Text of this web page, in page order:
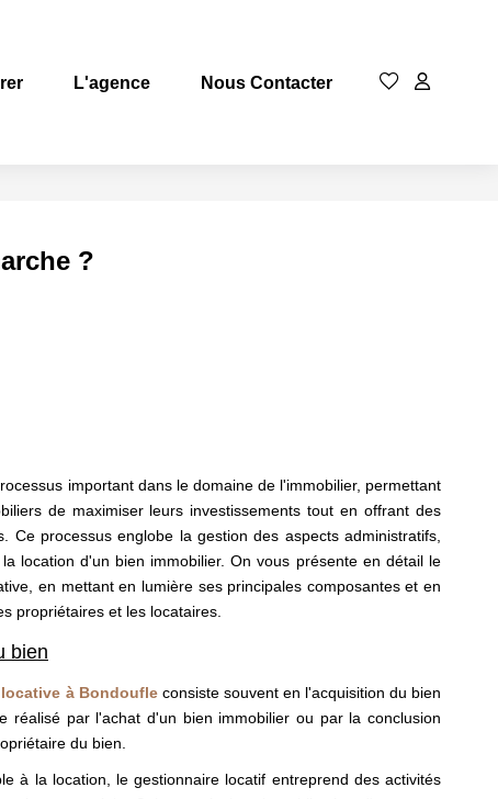
L'agence Nous Contacter
?
important dans le domaine de l'immobilier, permettant
de maximiser leurs investissements tout en offrant des
Ce processus englobe la gestion des aspects administratifs,
location d'un bien immobilier. On vous présente en détail le
en mettant en lumière ses principales composantes et en
propriétaires et les locataires.
bien
à Bondoufleconsiste souvent en l'acquisition du bien
réalisé par l'achat d'un bien immobilier ou par la conclusion
du bien.
à la location, le gestionnaire locatif entreprend des activités